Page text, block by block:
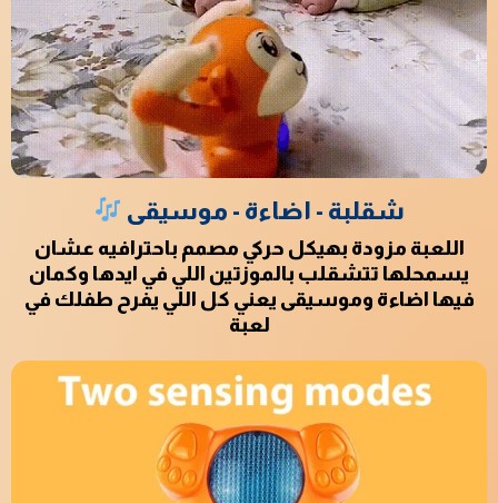
شقلبة - اضاءة - موسيقى
اللعبة مزودة بهيكل حركي مصمم باحترافيه عشان
يسمحلها تتشقلب بالموزتين اللي في ايدها وكمان
فيها اضاءة وموسيقى يعني كل اللي يفرح طفلك في
لعبة